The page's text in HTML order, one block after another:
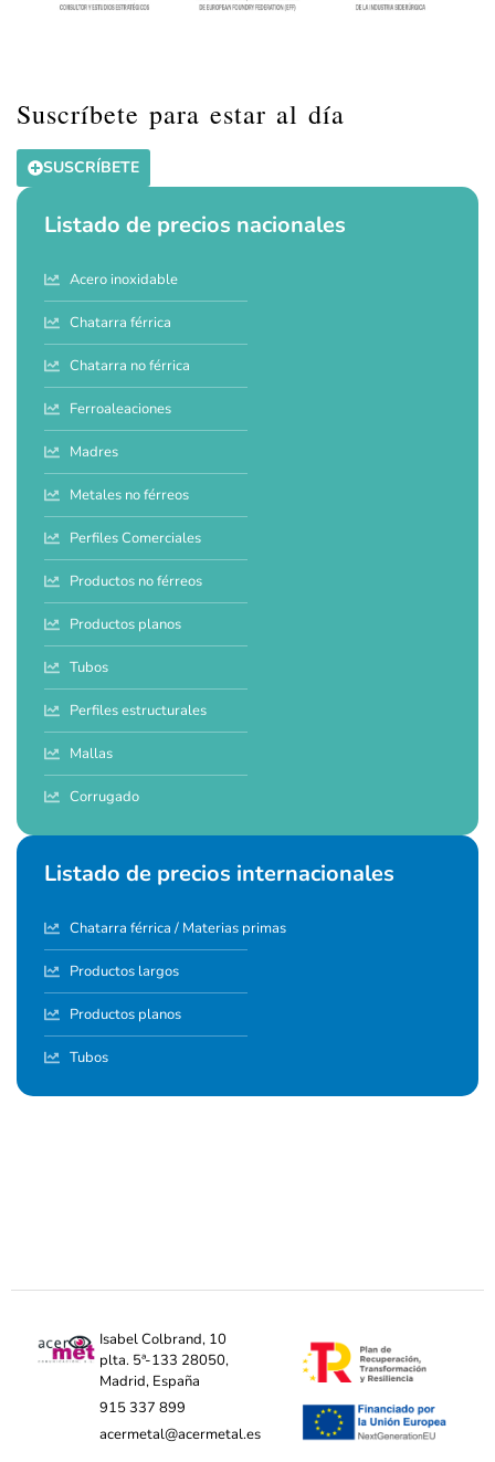
Suscríbete para estar al día
SUSCRÍBETE
Listado de precios nacionales
Acero inoxidable
Chatarra férrica
Chatarra no férrica
Ferroaleaciones
Madres
Metales no férreos
Perfiles Comerciales
Productos no férreos
Productos planos
Tubos
Perfiles estructurales
Mallas
Corrugado
Listado de precios internacionales
Chatarra férrica / Materias primas
Productos largos
Productos planos
Tubos
Isabel Colbrand, 10
plta. 5ª-133 28050,
Madrid, España
915 337 899
acermetal@acermetal.es